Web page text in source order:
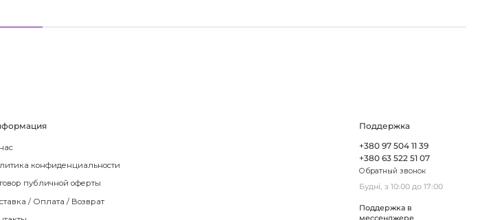
конфиденциальности
публичной оферты
/ Оплата / Возврат
Поддержка
+380 97 504 11 39
+380 63 522 51 07
Обратный звонок
Будні, з 10:00 до 17:00
Поддержка в